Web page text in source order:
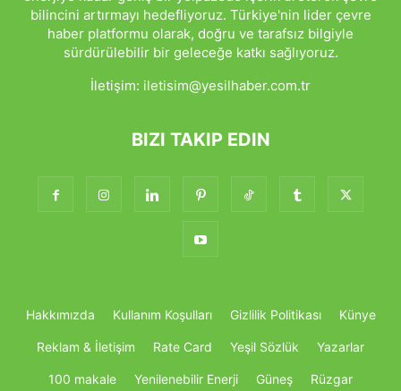
bilincini artırmayı hedefliyoruz. Türkiye'nin lider çevre
haber platformu olarak, doğru ve tarafsız bilgiyle
sürdürülebilir bir geleceğe katkı sağlıyoruz.
İletişim: iletisim@yesilhaber.com.tr
BIZI TAKIP EDIN
Hakkımızda Kullanım Koşulları Gizlilik Politikası Künye
Reklam & İletişim Rate Card Yeşil Sözlük Yazarlar
100 makale Yenilenebilir Enerji Güneş Rüzgar